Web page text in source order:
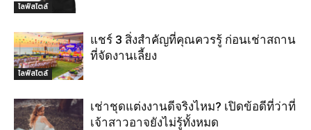
ไลฟ์สไตล์
ไลฟ์สไตล์
แชร์ 3 สิ่งสำคัญที่คุณควรรู้ ก่อนเช่าสถาน
ที่จัดงานเลี้ยง
เช่าชุดแต่งงานดีจริงไหม? เปิดข้อดีที่ว่าที่
เจ้าสาวอาจยังไม่รู้ทั้งหมด